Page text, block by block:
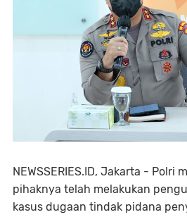
NEWSSERIES.ID, Jakarta - Polri
pihaknya telah melakukan
kasus dugaan tindak pidana